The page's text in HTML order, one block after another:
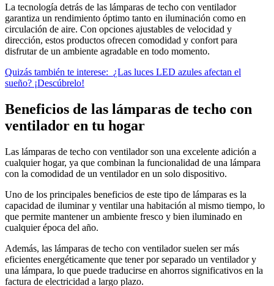
La tecnología detrás de las lámparas de techo con ventilador
garantiza un rendimiento óptimo tanto en iluminación como en
circulación de aire. Con opciones ajustables de velocidad y
dirección, estos productos ofrecen comodidad y confort para
disfrutar de un ambiente agradable en todo momento.
Quizás también te interese: ¿Las luces LED azules afectan el
sueño? ¡Descúbrelo!
Beneficios de las lámparas de techo con
ventilador en tu hogar
Las lámparas de techo con ventilador son una excelente adición a
cualquier hogar, ya que combinan la funcionalidad de una lámpara
con la comodidad de un ventilador en un solo dispositivo.
Uno de los principales beneficios de este tipo de lámparas es la
capacidad de iluminar y ventilar una habitación al mismo tiempo, lo
que permite mantener un ambiente fresco y bien iluminado en
cualquier época del año.
Además, las lámparas de techo con ventilador suelen ser más
eficientes energéticamente que tener por separado un ventilador y
una lámpara, lo que puede traducirse en ahorros significativos en la
factura de electricidad a largo plazo.